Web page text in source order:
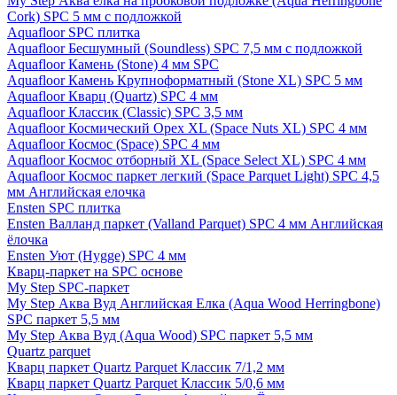
Cork) SPC 5 мм с подложкой
Aquafloor SPC плитка
Aquafloor Бесшумный (Soundless) SPC 7,5 мм с подложкой
Aquafloor Камень (Stone) 4 мм SPC
Aquafloor Камень Крупноформатный (Stone XL) SPC 5 мм
Aquafloor Кварц (Quartz) SPC 4 мм
Aquafloor Классик (Classic) SPC 3,5 мм
Aquafloor Космический Орех XL (Space Nuts XL) SPC 4 мм
Aquafloor Космос (Space) SPC 4 мм
Aquafloor Космос отборный XL (Space Select XL) SPC 4 мм
Aquafloor Космос паркет легкий (Space Parquet Light) SPC 4,5
мм Английская елочка
Ensten SPC плитка
Ensten Валланд паркет (Valland Parquet) SPC 4 мм Английская
ёлочка
Ensten Уют (Hygge) SPC 4 мм
Кварц-паркет на SPC основе
My Step SPC-паркет
My Step Аква Вуд Английская Елка (Aqua Wood Herringbone)
SPC паркет 5,5 мм
My Step Аква Вуд (Aqua Wood) SPC паркет 5,5 мм
Quartz parquet
Кварц паркет Quartz Parquet Классик 7/1,2 мм
Кварц паркет Quartz Parquet Классик 5/0,6 мм